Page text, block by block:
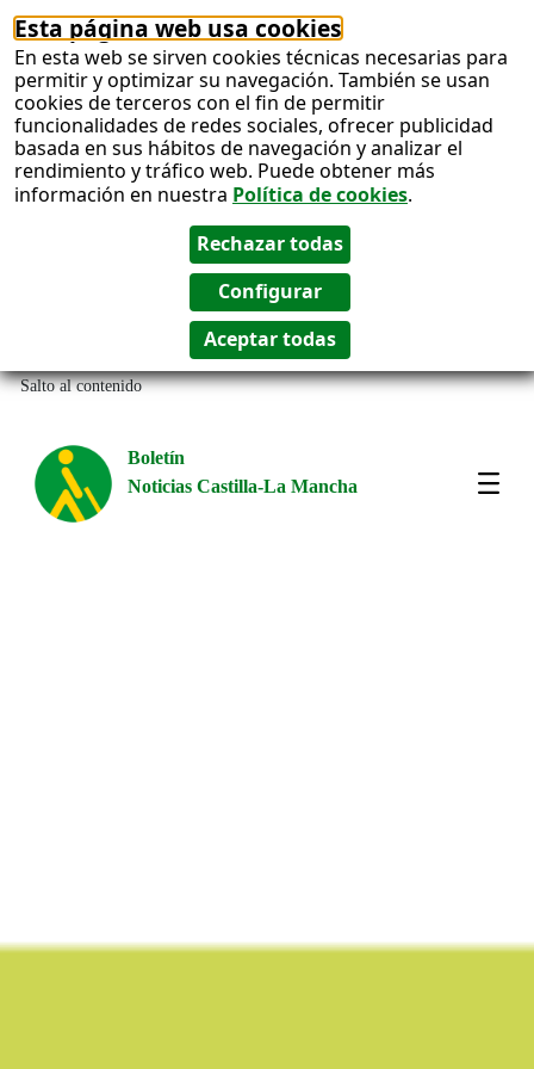
Esta página web usa cookies
En esta web se sirven cookies técnicas necesarias para
permitir y optimizar su navegación. También se usan
cookies de terceros con el fin de permitir
funcionalidades de redes sociales, ofrecer publicidad
basada en sus hábitos de navegación y analizar el
rendimiento y tráfico web. Puede obtener más
información en nuestra Política de cookies.
Salto al contenido
Boletín
Noticias Castilla-La Mancha